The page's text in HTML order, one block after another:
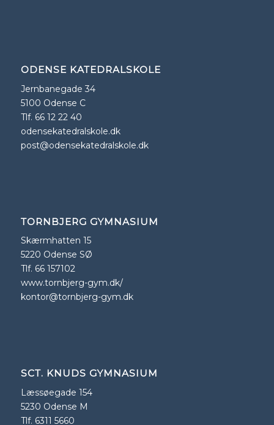
ODENSE KATEDRALSKOLE
Jernbanegade 34
5100 Odense C
Tlf. 66 12 22 40
odensekatedralskole.dk
post@odensekatedralskole.dk
TORNBJERG GYMNASIUM
Skærmhatten 15
5220 Odense SØ
Tlf. 66 157102
www.tornbjerg-gym.dk/
kontor@tornbjerg-gym.dk
SCT. KNUDS GYMNASIUM
Læssøegade 154
5230 Odense M
Tlf. 6311 5660